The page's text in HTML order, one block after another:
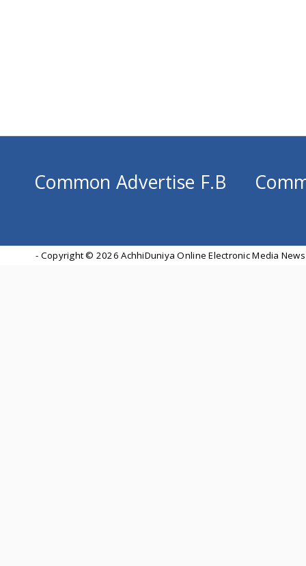
Common Advertise F.B
- Copyright © 2026 AchhiDuniya Online Electronic Media